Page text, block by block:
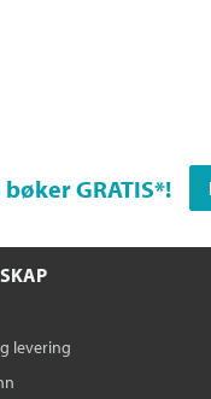
GRATIS*!
levering